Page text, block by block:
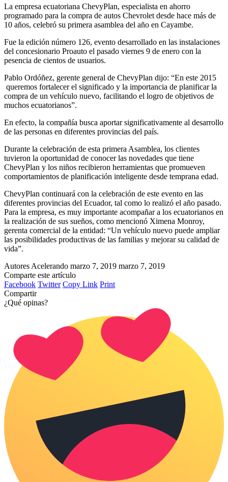
La empresa ecuatoriana ChevyPlan, especialista en ahorro
programado para la compra de autos Chevrolet desde hace más de
10 años, celebró su primera asamblea del año en Cayambe.
Fue la edición número 126, evento desarrollado en las instalaciones
del concesionario Proauto el pasado viernes 9 de enero con la
pesencia de cientos de usuarios.
Pablo Ordóñez, gerente general de ChevyPlan dijo: “En este 2015
queremos fortalecer el significado y la importancia de planificar la
compra de un vehículo nuevo, facilitando el logro de objetivos de
muchos ecuatorianos”.
En efecto, la compañía busca aportar significativamente al desarrollo
de las personas en diferentes provincias del país.
Durante la celebración de esta primera Asamblea, los clientes
tuvieron la oportunidad de conocer las novedades que tiene
ChevyPlan y los niños recibieron herramientas que promueven
comportamientos de planificación inteligente desde temprana edad.
ChevyPlan continuará con la celebración de este evento en las
diferentes provincias del Ecuador, tal como lo realizó el año pasado.
Para la empresa, es muy importante acompañar a los ecuatorianos en
la realización de sus sueños, como mencionó Ximena Monroy,
gerenta comercial de la entidad: “Un vehículo nuevo puede ampliar
las posibilidades productivas de las familias y mejorar su calidad de
vida”.
Autores Acelerando marzo 7, 2019 marzo 7, 2019
Comparte este artículo
Facebook Twitter Copy Link Print
Compartir
¿Qué opinas?